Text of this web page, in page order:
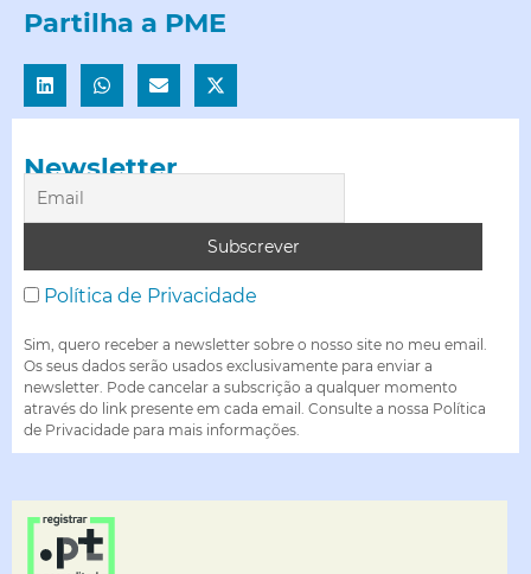
Partilha a PME
Newsletter
Política de Privacidade
Sim, quero receber a newsletter sobre o nosso site no meu email.
Os seus dados serão usados exclusivamente para enviar a
newsletter. Pode cancelar a subscrição a qualquer momento
através do link presente em cada email. Consulte a nossa Política
de Privacidade para mais informações.